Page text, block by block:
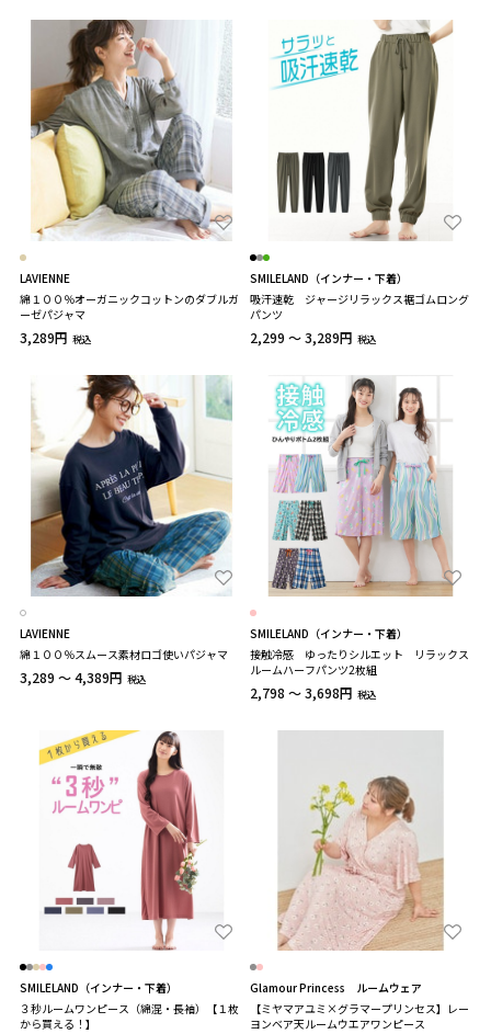
LAVIENNE
綿１００％オーガニックコットンのダブルガ
ーゼパジャマ
3,289円 税込
SMILELAND（インナー・下着）
吸汗速乾 ジャージリラックス裾ゴムロング
パンツ
2,299 ～ 3,289円 税込
LAVIENNE
綿１００％スムース素材ロゴ使いパジャマ
3,289 ～ 4,389円 税込
SMILELAND（インナー・下着）
接触冷感 ゆったりシルエット リラックス
ルームハーフパンツ2枚組
2,798 ～ 3,698円 税込
SMILELAND（インナー・下着）
３秒ルームワンピース（綿混・長袖）【１枚
から買える！】
Glamour Princess ルームウェア
【ミヤマアユミ×グラマープリンセス】レー
ヨンベア天ルームウエアワンピース